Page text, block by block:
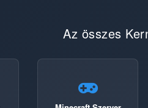
Az összes